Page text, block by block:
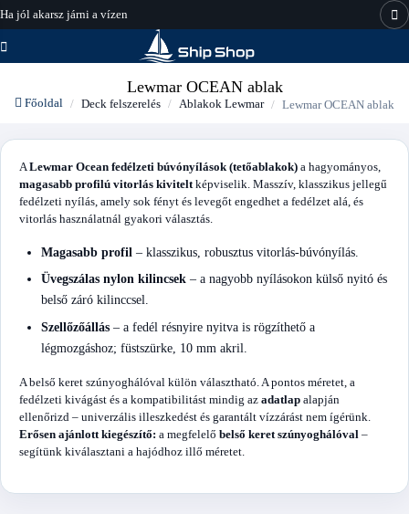
Ha jól akarsz járni a vízen
hajo-felszereles.hu
Lewmar OCEAN ablak
Főoldal Deck felszerelés Ablakok Lewmar Lewmar OCEAN ablak
ALewmar Ocean fedélzeti búvónyílások (tetőablakok) a hagyományos,
magasabb profilú vitorlás kiviteltképviselik. Masszív, klasszikus jellegű
fedélzeti nyílás, amely sok fényt és levegőt engedhet a fedélzet alá, és
vitorlás használatnál gyakori választás.
Magasabb profil – klasszikus, robusztus vitorlás-búvónyílás.
Üvegszálas nylon kilincsek – a nagyobb nyílásokon külső nyitó és
belső záró kilinccsel.
Szellőzőállás – a fedél résnyire nyitva is rögzíthető a
légmozgáshoz; füstszürke, 10 mm akril.
A belső keret szúnyoghálóval külön választható. A pontos méretet, a
fedélzeti kivágást és a kompatibilitást mindig az adatlap alapján
ellenőrizd – univerzális illeszkedést és garantált vízzárást nem ígérünk.
Erősen ajánlott kiegészítő: a megfelelő belső keret szúnyoghálóval –
segítünk kiválasztani a hajódhoz illő méretet.